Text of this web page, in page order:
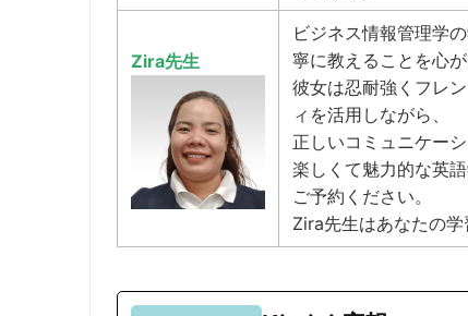
Zira先生
ビジネス情報管理学
寧に教えることを心が
彼女は忍耐強くフレ
ィを活用しながら、
正しいコミュニケー
楽しくて魅力的な英
ご予約ください。
Zira先生はあなたの学